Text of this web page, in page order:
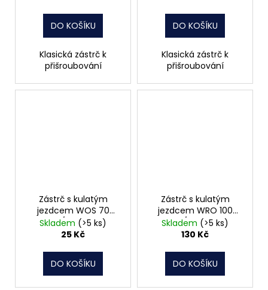
DO KOŠÍKU
Klasická zástrč k
přišroubování
DO KOŠÍKU
Klasická zástrč k
přišroubování
Zástrč s kulatým
jezdcem WOS 70
/8572
Skladem (>5 ks)
25 Kč
DO KOŠÍKU
Zástrč s kulatým
jezdcem WRO 100
/8563
Skladem (>5 ks)
130 Kč
DO KOŠÍKU